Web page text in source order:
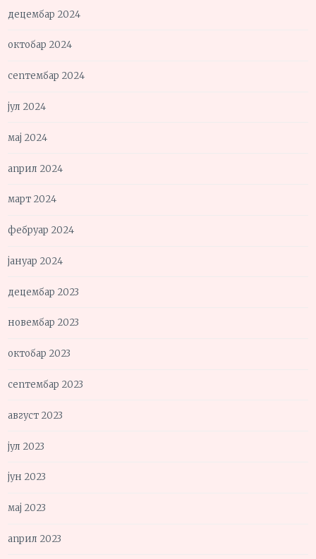
децембар 2024
октобар 2024
септембар 2024
јул 2024
мај 2024
април 2024
март 2024
фебруар 2024
јануар 2024
децембар 2023
новембар 2023
октобар 2023
септембар 2023
август 2023
јул 2023
јун 2023
мај 2023
април 2023